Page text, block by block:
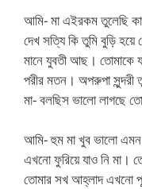
আমি- মা এইরকম তুলেছি
দেখ সত্যি কি তুমি বুড়ি
মানে যুবতী আছ। তোমাকে
পরীর মতন। অপরুপা সুন্দরী
মা- বলছিস ভালো লাগছে
আমি- হুম মা খুব ভালো
এখনো ফুরিয়ে যাও নি মা।
তোমার সখ আহ্লাদ এখনো